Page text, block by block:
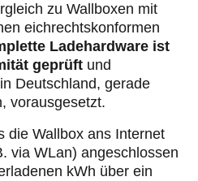
zu Wallboxen mit
eichrechtskonformen
Ladehardware ist
geprüft und
Deutschland, gerade
vorausgesetzt.
die Wallbox ans Internet
via WLan) ange­schlossen
kWh über ein